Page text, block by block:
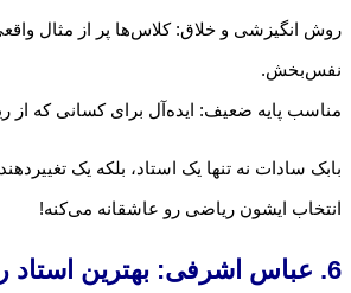
روش انگیزشی و خلاق: کلاس‌ها پر از مثال
نفس‌بخش.
مناسب پایه ضعیف: ایده‌آل برای کسانی که
بابک سادات نه تنها یک استاد، بلکه یک
انتخاب ایشون ریاضی رو عاشقانه می‌کنه!
6. عباس اشرفی: بهترین استاد ریاضی کنکور